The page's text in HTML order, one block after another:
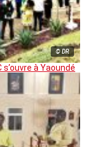
© DR
s’ouvre à Yaoundé